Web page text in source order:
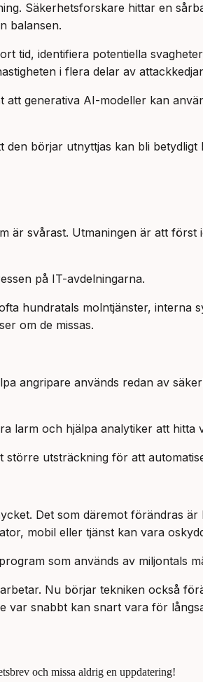
Säkerhetsforskare hittar en
balansen.
tid, identifiera potentiella
i flera delar av
att generativa AI-modeller kan
börjar utnyttjas kan bli betydligt
är svårast. Utmaningen är att
på IT-avdelningarna.
hundratals molntjänster,
om de missas.
angripare används redan av
larm och hjälpa analytiker att hitta
utsträckning för att
Det som däremot förändras
mobil eller tjänst kan vara
som används av miljontals
Nu börjar tekniken också
var snabbt kan snart vara för
och missa aldrig en uppdatering!